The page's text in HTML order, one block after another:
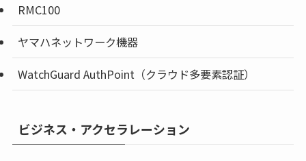
RMC100
ヤマハネットワーク機器
WatchGuard AuthPoint（クラウド多要素認証）
ビジネス・アクセラレーション